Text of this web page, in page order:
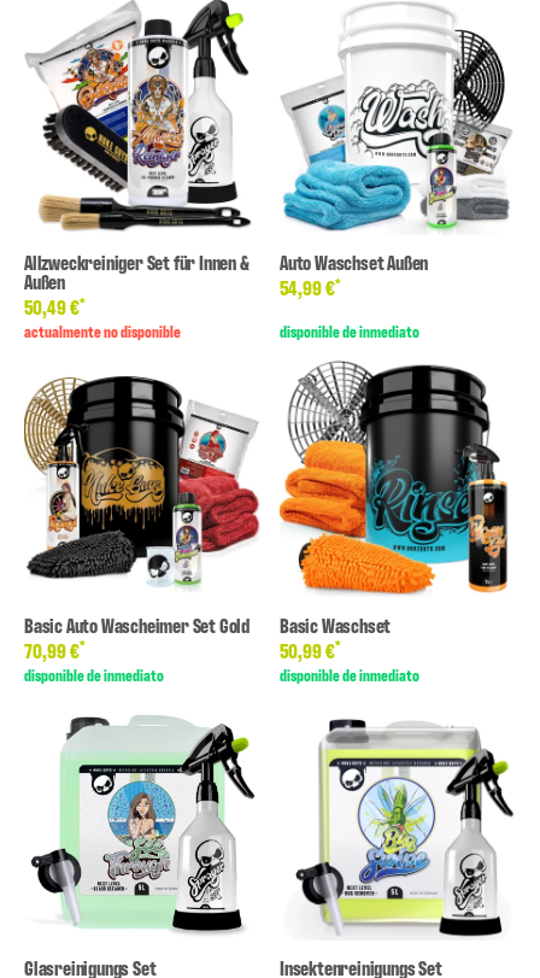
Allzweckreiniger Set für Innen &
Außen
50,49 €*
actualmente no disponible
Auto Waschset Außen
54,99 €*
disponible de inmediato
Basic Auto Wascheimer Set Gold
70,99 €*
disponible de inmediato
Basic Waschset
50,99 €*
disponible de inmediato
Glasreinigungs Set Insektenreinigungs Set